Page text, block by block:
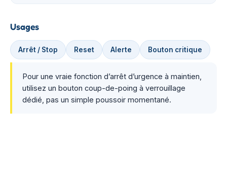
Usages
Arrêt / Stop Reset Alerte Bouton critique
Pour une vraie fonction d’arrêt d’urgence à maintien,
utilisez un bouton coup-de-poing à verrouillage
dédié, pas un simple poussoir momentané.